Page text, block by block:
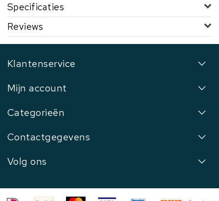
Specificaties
Reviews
Klantenservice
Mijn account
Categorieën
Contactgegevens
Volg ons